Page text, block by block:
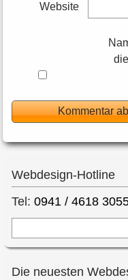
Website
Webdesign-Hotline
Tel:0941 / 4618
Die neuesten